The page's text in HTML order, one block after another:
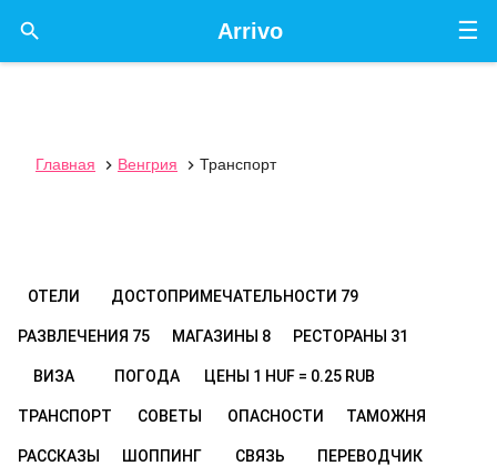
☰
Arrivo

Главная  Венгрия  Транспорт
ОТЕЛИ ДОСТОПРИМЕЧАТЕЛЬНОСТИ 79
РАЗВЛЕЧЕНИЯ 75 МАГАЗИНЫ 8 РЕСТОРАНЫ 31
ВИЗА ПОГОДА ЦЕНЫ 1 HUF = 0.25 RUB
ТРАНСПОРТ СОВЕТЫ ОПАСНОСТИ ТАМОЖНЯ
РАССКАЗЫ ШОППИНГ СВЯЗЬ ПЕРЕВОДЧИК